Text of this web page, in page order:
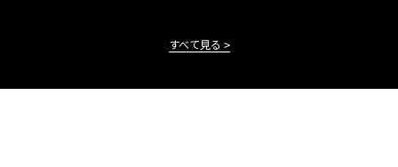
すべて見る